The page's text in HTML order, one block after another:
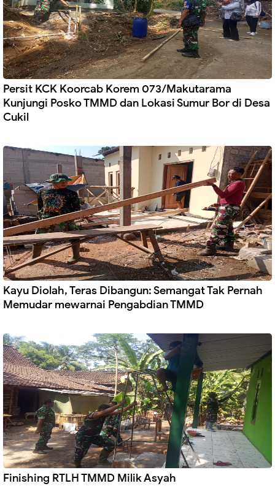
Persit KCK Koorcab Korem 073/Makutarama
Kunjungi Posko TMMD dan Lokasi Sumur Bor di Desa
Cukil
Kayu Diolah, Teras Dibangun: Semangat Tak Pernah
Memudar mewarnai Pengabdian TMMD
Finishing RTLH TMMD Milik Asyah